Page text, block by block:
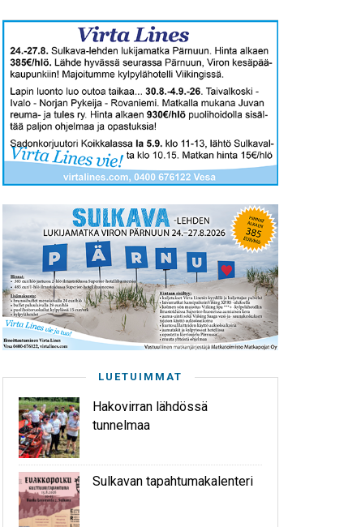
LUETUIMMAT
Hakovirran lähdössä
tunnelmaa
Sulkavan tapahtumakalenteri